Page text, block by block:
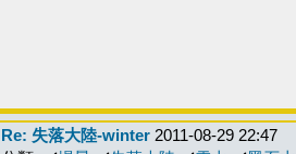
Re: 失落大陸-winter 2011-08-29 22:47